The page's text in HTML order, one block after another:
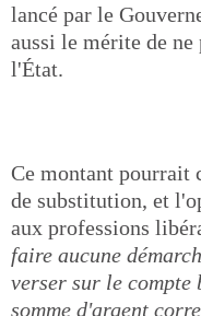
lancé par le
aussi le mérite de ne
l'État.
Ce montant pourrait
de substitution, et
aux professions
faire aucune
verser sur le compte
somme d'argent